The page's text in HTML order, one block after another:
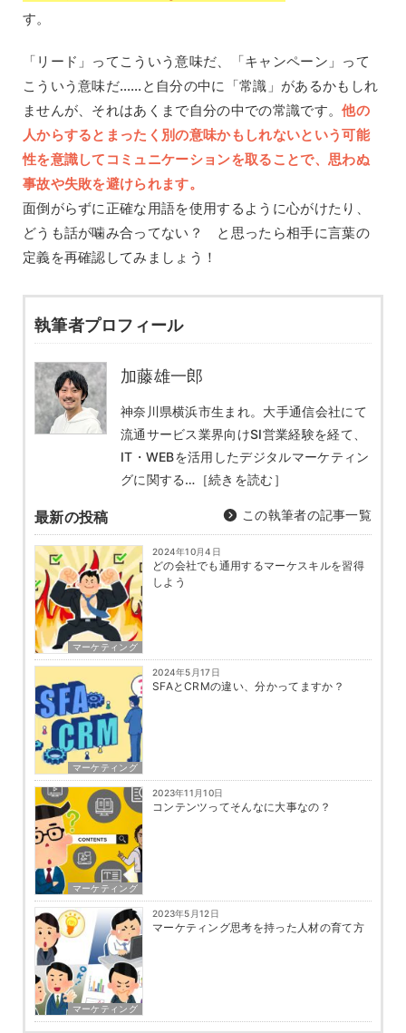
す。
「リード」ってこういう意味だ、「キャンペーン」って
こういう意味だ……と自分の中に「常識」があるかもしれ
ませんが、それはあくまで自分の中での常識です。他の
人からするとまったく別の意味かもしれないという可能
性を意識してコミュニケーションを取ることで、思わぬ
事故や失敗を避けられます。
面倒がらずに正確な用語を使用するように心がけたり、
どうも話が噛み合ってない？ と思ったら相手に言葉の
定義を再確認してみましょう！
執筆者プロフィール
加藤雄一郎
神奈川県横浜市生まれ。大手通信会社にて
流通サービス業界向けSI営業経験を経て、
IT・WEBを活用したデジタルマーケティン
グに関する… ［続きを読む］
最新の投稿 この執筆者の記事一覧
マーケティング
2024年10月4日
どの会社でも通用するマーケスキルを習得
しよう
マーケティング
2024年5月17日
SFAとCRMの違い、分かってますか？
マーケティング
2023年11月10日
コンテンツってそんなに大事なの？
マーケティング
2023年5月12日
マーケティング思考を持った人材の育て方